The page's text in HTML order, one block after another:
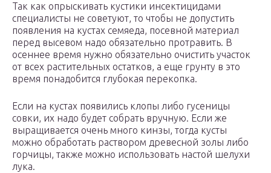
Так как опрыскивать кустики инсектицидами
специалисты не советуют, то чтобы не допустить
появления на кустах семяеда, посевной материал
перед высевом надо обязательно протравить. В
осеннее время нужно обязательно очистить участок
от всех растительных остатков, а еще грунту в это
время понадобится глубокая перекопка.
Если на кустах появились клопы либо гусеницы
совки, их надо будет собрать вручную. Если же
выращивается очень много кинзы, тогда кусты
можно обработать раствором древесной золы либо
горчицы, также можно использовать настой шелухи
лука.